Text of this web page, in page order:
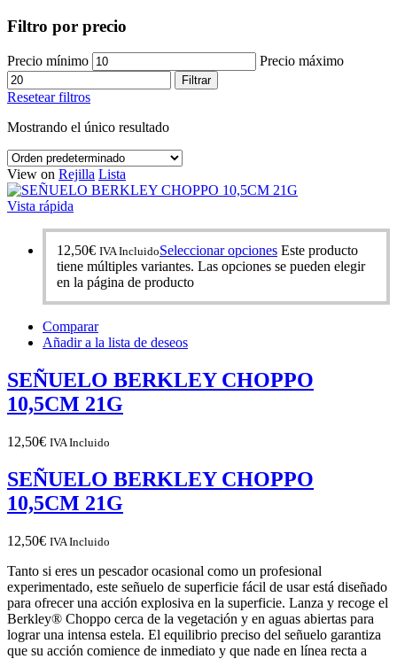
Filtro por precio
Precio mínimo Precio máximo
Filtrar
Resetear filtros
Mostrando el único resultado
View on Rejilla Lista
Vista rápida
12,50€ IVA IncluidoSeleccionar opciones Este producto
tiene múltiples variantes. Las opciones se pueden elegir
en la página de producto
Comparar
Añadir a la lista de deseos
SEÑUELO BERKLEY CHOPPO
10,5CM 21G
12,50€ IVA Incluido
SEÑUELO BERKLEY CHOPPO
10,5CM 21G
12,50€ IVA Incluido
Tanto si eres un pescador ocasional como un profesional
experimentado, este señuelo de superficie fácil de usar está diseñado
para ofrecer una acción explosiva en la superficie. Lanza y recoge el
Berkley® Choppo cerca de la vegetación y en aguas abiertas para
lograr una intensa estela. El equilibrio preciso del señuelo garantiza
que su acción comience de inmediato y que nade en línea recta a